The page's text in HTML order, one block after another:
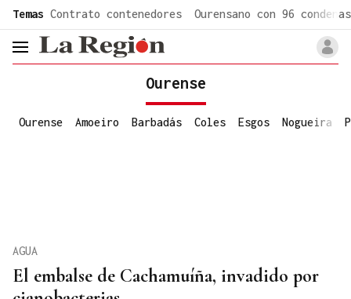
Temas Contrato contenedores Ourensano con 96 condenas
header.menu.open
Ourense
Ourense Amoeiro Barbadás Coles Esgos Nogueira
El embalse de Cachamuíña, invadido por
AGUA